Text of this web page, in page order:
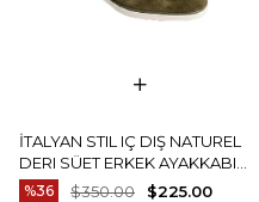
İTALYAN STIL IÇ DIŞ NATUREL
DERI SÜET ERKEK AYAKKABI
HAKI T15256-06
%36 $225.00
$350.00